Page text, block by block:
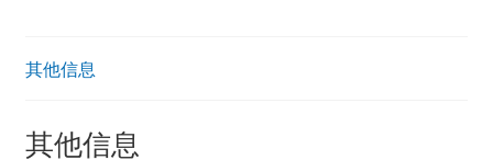
其他信息
其他信息